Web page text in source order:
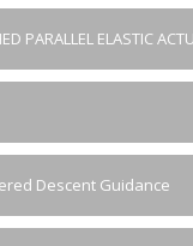
PARALLEL ELASTIC
Descent Guidance